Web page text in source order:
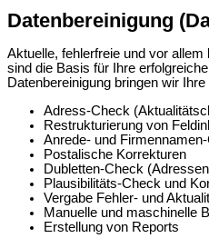
Datenbereinigung
Aktuelle, fehlerfreie und vor
sind die Basis für Ihre
Datenbereinigung bringen wir
Adress-Check
Restrukturierung von
Anrede- und
Postalische Korrekturen
Dubletten-Check
Plausibilitäts-Check und
Vergabe Fehler- und
Manuelle und maschinelle
Erstellung von Reports